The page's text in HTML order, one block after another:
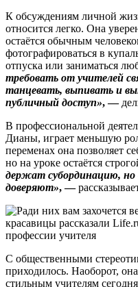
К обсуждениям личной
относится легко. Она
остаётся обычным
фотографироваться в
отпуска или заниматься
требовать от учителей
танцевать, выпивать и
публичный доступ», —
В профессиональной
Дианы, играет меньшую
переменах она позволяет
но на уроке остаётся
держат субординацию,
доверяют», —
С общественными
приходилось. Наоборот,
стильным учителям